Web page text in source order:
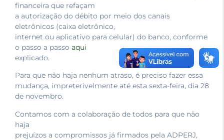
financeira que refaçam
a autorização do débito por meio dos canais
eletrônicos (caixa eletrônico,
internet ou aplicativo para celular) do banco, conforme
o passo a passo aqui
explicado.
Para que não haja nenhum atraso, é preciso fazer essa
mudança, impreterivelmente até esta sexta-feira, dia 28
de novembro.
Contamos com a colaboração de todos para que não
haja
prejuízos a compromissos já firmados pela ADPERJ,